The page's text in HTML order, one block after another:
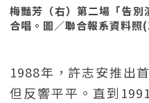
梅豔芳（右）第二場「告別
合唱。圖／聯合報系資料
1988年，許志安推出
但反響平平。直到